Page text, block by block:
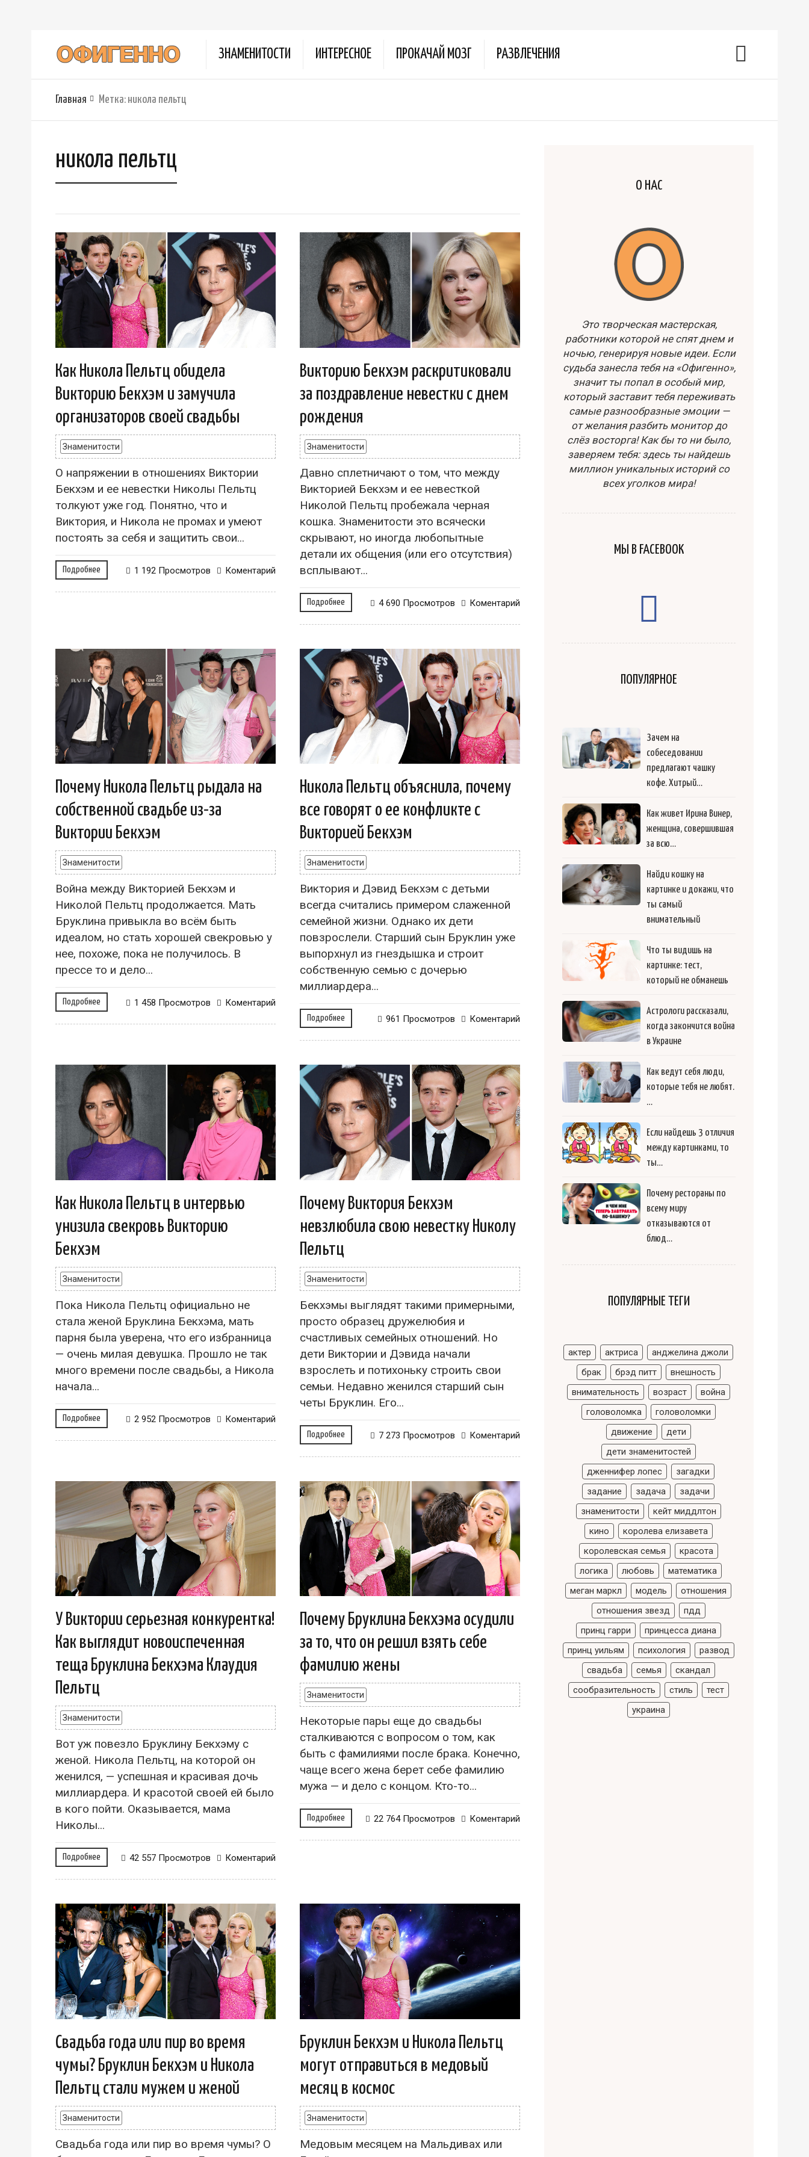
ЗНАМЕНИТОСТИ ИНТЕРЕСНОЕ ПРОКАЧАЙ МОЗГ РАЗВЛЕЧЕНИЯ
Главная Метка: никола пельтц
никола пельтц
Как Никола Пельтц обидела
Викторию Бекхэм и замучила
организаторов своей свадьбы
Знаменитости
О напряжении в отношениях Виктории
Бекхэм и ее невестки Николы Пельтц
толкуют уже год. Понятно, что и
Виктория, и Никола не промах и умеют
постоять за себя и защитить свои...
Подробнее Коментарий
1 192 Просмотров
Викторию Бекхэм раскритиковали
за поздравление невестки с днем
рождения
Знаменитости
Давно сплетничают о том, что между
Викторией Бекхэм и ее невесткой
Николой Пельтц пробежала черная
кошка. Знаменитости это всячески
скрывают, но иногда любопытные
детали их общения (или его отсутствия)
всплывают...
Подробнее Коментарий
4 690 Просмотров
Почему Никола Пельтц рыдала на
собственной свадьбе из-за
Виктории Бекхэм
Знаменитости
Война между Викторией Бекхэм и
Николой Пельтц продолжается. Мать
Бруклина привыкла во всём быть
идеалом, но стать хорошей свекровью у
нее, похоже, пока не получилось. В
прессе то и дело...
Подробнее Коментарий
1 458 Просмотров
Никола Пельтц объяснила, почему
все говорят о ее конфликте с
Викторией Бекхэм
Знаменитости
Виктория и Дэвид Бекхэм с детьми
всегда считались примером слаженной
семейной жизни. Однако их дети
повзрослели. Старший сын Бруклин уже
выпорхнул из гнездышка и строит
собственную семью с дочерью
миллиардера...
Подробнее Коментарий
961 Просмотров
Как Никола Пельтц в интервью
унизила свекровь Викторию
Бекхэм
Знаменитости
Пока Никола Пельтц официально не
стала женой Бруклина Бекхэма, мать
парня была уверена, что его избранница
— очень милая девушка. Прошло не так
много времени после свадьбы, а Никола
начала...
Подробнее Коментарий
2 952 Просмотров
Почему Виктория Бекхэм
невзлюбила свою невестку Николу
Пельтц
Знаменитости
Бекхэмы выглядят такими примерными,
просто образец дружелюбия и
счастливых семейных отношений. Но
дети Виктории и Дэвида начали
взрослеть и потихоньку строить свои
семьи. Недавно женился старший сын
четы Бруклин. Его...
Подробнее Коментарий
7 273 Просмотров
У Виктории серьезная конкурентка!
Как выглядит новоиспеченная
теща Бруклина Бекхэма Клаудия
Пельтц
Знаменитости
Вот уж повезло Бруклину Бекхэму с
женой. Никола Пельтц, на которой он
женился, — успешная и красивая дочь
миллиардера. И красотой своей ей было
в кого пойти. Оказывается, мама
Николы...
Подробнее Коментарий
42 557 Просмотров
Почему Бруклина Бекхэма осудили
за то, что он решил взять себе
фамилию жены
Знаменитости
Некоторые пары еще до свадьбы
сталкиваются с вопросом о том, как
быть с фамилиями после брака. Конечно,
чаще всего жена берет себе фамилию
мужа — и дело с концом. Кто-то...
Подробнее Коментарий
22 764 Просмотров
Свадьба года или пир во время
чумы? Бруклин Бекхэм и Никола
Пельтц стали мужем и женой
Знаменитости
Свадьба года или пир во время чумы? О
Бруклин Бекхэм и Никола Пельтц
могут отправиться в медовый
месяц в космос
Знаменитости
Медовым месяцем на Мальдивах или
О НАС
Это творческая мастерская,
работники которой не спят днем и
ночью, генерируя новые идеи. Если
судьба занесла тебя на «Офигенно»,
значит ты попал в особый мир,
который заставит тебя переживать
самые разнообразные эмоции —
от желания разбить монитор до
слёз восторга! Как бы то ни было,
заверяем тебя: здесь ты найдешь
миллион уникальных историй со
всех уголков мира!
МЫ В FACEBOOK
ПОПУЛЯРНОЕ
Зачем на
собеседовании
предлагают чашку
кофе. Хитрый…
Как живет Ирина Винер,
женщина, совершившая
за всю…
Найди кошку на
картинке и докажи, что
ты самый
внимательный
Что ты видишь на
картинке: тест,
который не обманешь
Астрологи рассказали,
когда закончится война
в Украине
Как ведут себя люди,
которые тебя не любят.
…
Если найдешь 3 отличия
между картинками, то
ты…
Почему рестораны по
всему миру
отказываются от
блюд…
ПОПУЛЯРНЫЕ ТЕГИ
актер актриса
анджелина джоли
брак
брэд питт
внешность
внимательность
возраст
война
головоломка
головоломки
движение
дети
дети знаменитостей
дженнифер лопес
загадки
задание
задача
задачи
знаменитости
кейт миддлтон
кино
королева елизавета
королевская семья
красота
логика
любовь
математика
меган маркл
модель
отношения
отношения звезд
пдд
принц гарри
принцесса диана
принц уильям
психология
развод
свадьба
семья
скандал
сообразительность
стиль
тест
украина